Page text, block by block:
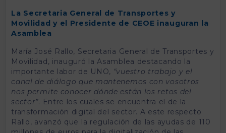
La Secretaria General de Transportes y
Movilidad y el Presidente de CEOE inauguran la
Asamblea
María José Rallo, Secretaria General de Transportes y
Movilidad, inauguró la Asamblea destacando la
importante labor de UNO, “vuestro trabajo y el
canal de diálogo que mantenemos con vosotros
nos permite conocer dónde están los retos del
sector”. Entre los cuales se encuentra el de la
transformación digital del sector. A este respecto
Rallo, avanzó que la regulación de las ayudas de 110